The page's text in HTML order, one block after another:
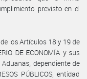
previsto en el
los Artículos 18 y 19 de
DE ECONOMÍA y sus
dependiente de
PÚBLICOS, entidad